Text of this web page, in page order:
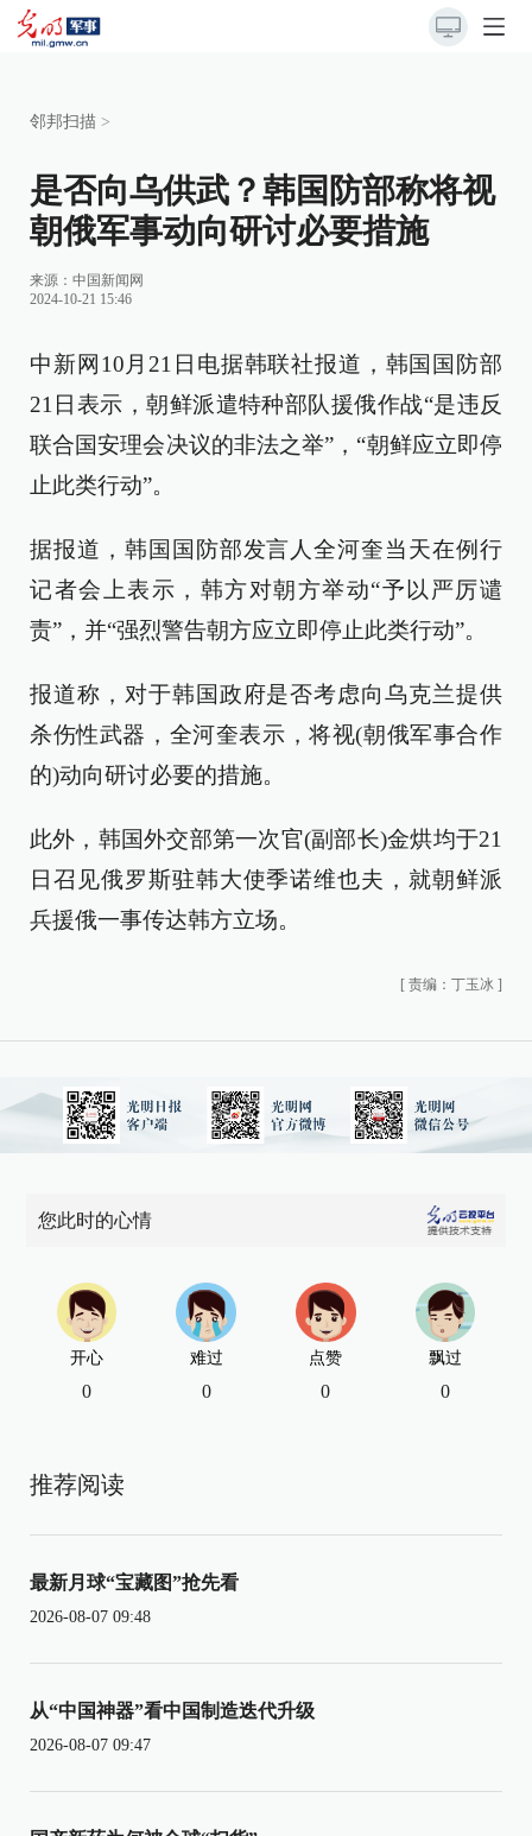
邻邦扫描 >
是否向乌供武？韩国防部称将视
朝俄军事动向研讨必要措施
来源： 中国新闻网
2024-10-21 15:46
中新网10月21日电据韩联社报道，韩国国防部
21日表示，朝鲜派遣特种部队援俄作战“是违反
联合国安理会决议的非法之举”，“朝鲜应立即停
止此类行动”。
据报道，韩国国防部发言人全河奎当天在例行
记者会上表示，韩方对朝方举动“予以严厉谴
责”，并“强烈警告朝方应立即停止此类行动”。
报道称，对于韩国政府是否考虑向乌克兰提供
杀伤性武器，全河奎表示，将视(朝俄军事合作
的)动向研讨必要的措施。
此外，韩国外交部第一次官(副部长)金烘均于21
日召见俄罗斯驻韩大使季诺维也夫，就朝鲜派
兵援俄一事传达韩方立场。
[ 责编：丁玉冰 ]
您此时的心情
开心
0
难过
0
点赞
0
飘过
0
推荐阅读
最新月球“宝藏图”抢先看
2026-08-07 09:48
从“中国神器”看中国制造迭代升级
2026-08-07 09:47